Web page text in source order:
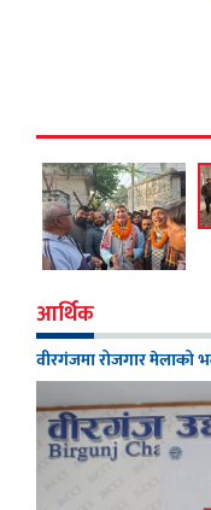
आर्थिक
वीरगंजमा रोजगार मेलाको